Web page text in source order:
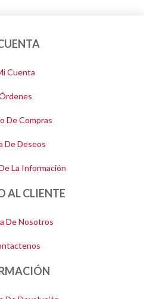
Cuenta
De Compras
De Deseos
La Información
AL CLIENTE
De Nosotros